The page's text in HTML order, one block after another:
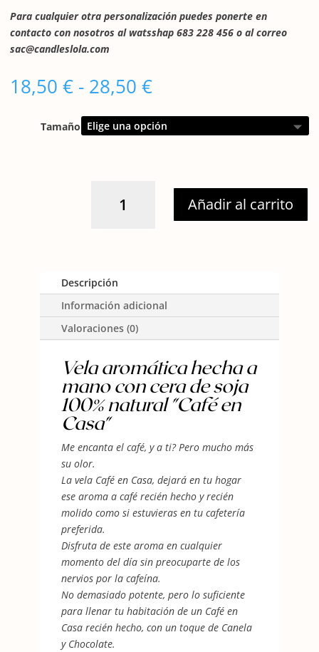
Para cualquier otra personalización puedes ponerte en
contacto con nosotros al watsshap 683 228 456 o al correo
sac@candleslola.com
18,50 € - 28,50 €Rango
precios:
desde
28,50 €
Tamaño
Añadir al carrito
Descripción
Información adicional
Valoraciones (0)
Vela aromática hecha a
mano con cera de soja
100% natural "Café en
Casa"
Me encanta el café, y a ti? Pero mucho más
su olor.
La vela Café en Casa, dejará en tu hogar
ese aroma a café recién hecho y recién
molido como si estuvieras en tu cafetería
preferida.
Disfruta de este aroma en cualquier
momento del día sin preocuparte de los
nervios por la cafeína.
No demasiado potente, pero lo suficiente
para llenar tu habitación de un Café en
Casa recién hecho, con un toque de Canela
y Chocolate.